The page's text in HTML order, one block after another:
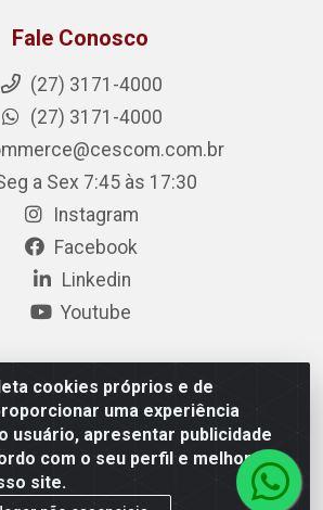
cookies próprios e de
uma experiência
usuário, apresentar publicidade
com o seu perfil e melhorar a
site.
Fale Conosco
(27) 3171-4000
(27) 3171-4000
a Sex 7:45 às 17:30
Instagram
Facebook
Linkedin
Youtube
- Rodovia BR 101, Km 163, S/N – Rio
ES – CEP 29.900-983 – CNPJ
27.724.509/0001-33